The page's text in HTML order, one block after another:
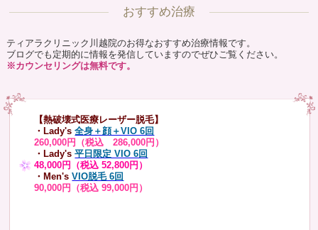
おすすめ治療
ティアラクリニック川越院のお得なおすすめ治療情報です。
ブログでも定期的に情報を発信していますのでぜひご覧ください。
※カウンセリングは無料です。
【熱破壊式医療レーザー脱毛】
・Lady's 全身＋顔＋VIO 6回
260,000円（税込 286,000円）
・Lady's平日限定 VIO 6回
48,000円（税込 52,800円）
・Men's VIO脱毛 6回
90,000円（税込 99,000円）